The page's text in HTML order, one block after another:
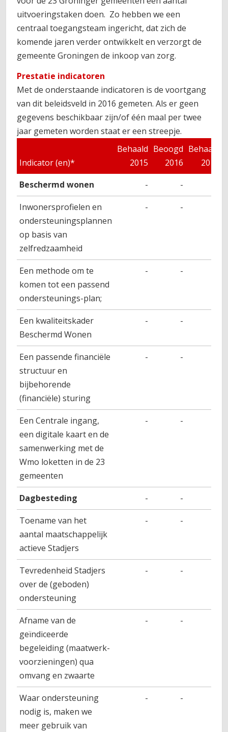
uitvoeringstaken doen. Zo hebben we een
centraal toegangsteam ingericht, dat zich de
komende jaren verder ontwikkelt en verzorgt de
gemeente Groningen de inkoop van zorg.
Prestatie indicatoren
Met de onderstaande indicatoren is de voortgang
van dit beleidsveld in 2016 gemeten. Als er geen
gegevens beschikbaar zijn/of één maal per twee
jaar gemeten worden staat er een streepje.
Indicator (en)*
Behaald
2015
Beoogd
2016
Behaald
2016
Beschermd wonen
- -
Inwonersprofielen en
ondersteuningsplannen
op basis van
zelfredzaamheid
- -
Een methode om te
komen tot een passend
ondersteunings-plan;
- -
Een kwaliteitskader
Beschermd Wonen
- -
Een passende financiële
structuur en
bijbehorende
(financiële) sturing
- -
Een Centrale ingang,
een digitale kaart en de
samenwerking met de
Wmo loketten in de 23
gemeenten
- -
Dagbesteding - -
Toename van het
aantal maatschappelijk
actieve Stadjers
- -
Tevredenheid Stadjers
over de (geboden)
ondersteuning
- -
Afname van de
geïndiceerde
begeleiding (maatwerk-
voorzieningen) qua
omvang en zwaarte
- -
Waar ondersteuning
nodig is, maken we
meer gebruik van
- -